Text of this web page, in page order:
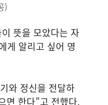
)
뜻을 모았다는 자
게 알리고 싶어 영
와 정신을 전달하
면 한다”고 전했다.